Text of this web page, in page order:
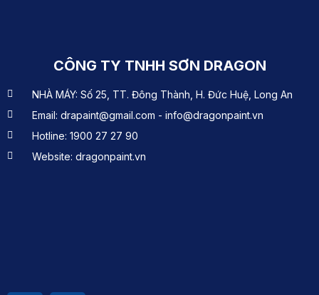
CÔNG TY TNHH SƠN DRAGON
NHÀ MÁY: Số 25, TT. Đông Thành, H. Đức Huệ, Long An
Email: drapaint@gmail.com - info@dragonpaint.vn
Hotline: 1900 27 27 90
Website: dragonpaint.vn